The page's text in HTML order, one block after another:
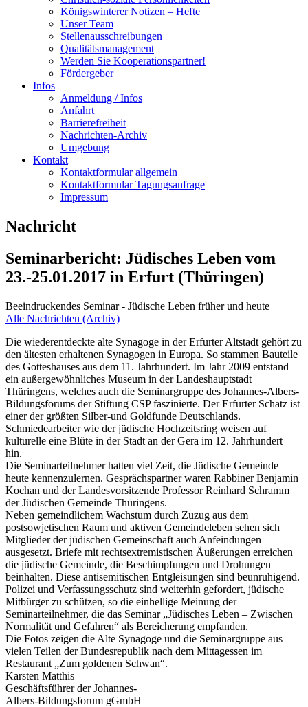
Königswinterer Notizen – Hefte
Unser Team
Stellenausschreibungen
Qualitätsmanagement
Werden Sie Kooperationspartner!
Fördergeber
Infos
Anmeldung / Infos
Anfahrt
Barrierefreiheit
Nachrichten-Archiv
Umgebung
Kontakt
Kontaktformular allgemein
Kontaktformular Tagungsanfrage
Impressum
Nachricht
Seminarbericht: Jüdisches Leben vom
23.-25.01.2017 in Erfurt (Thüringen)
Beeindruckendes Seminar - Jüdische Leben früher und heute
Alle Nachrichten (Archiv)
Die wiederentdeckte alte Synagoge in der Erfurter Altstadt gehört zu
den ältesten erhaltenen Synagogen in Europa. So stammen Bauteile
des Gotteshauses aus dem 11. Jahrhundert. Im Jahr 2009 entstand
ein außergewöhnliches Museum in der Landeshauptstadt
Thüringens, welches auch die Seminargruppe des Johannes-Albers-
Bildungsforums der Stiftung CSP faszinierte. Der Erfurter Schatz ist
einer der größten Silber-und Goldfunde Deutschlands.
Schmiedearbeiter wie der jüdische Hochzeitsring weisen auf
kulturelle eine Blüte in der Stadt an der Gera im 12. Jahrhundert
hin.
Die Seminarteilnehmer hatten viel Zeit, die Jüdische Gemeinde
heute kennenzulernen. Gesprächspartner waren Rabbiner Benjamin
Kochan und der Landesvorsitzende Professor Reinhard Schramm
der Jüdischen Gemeinde Thüringens.
Neben gemeindlichem Wachstum durch Zuzug aus dem
postsowjetischen Raum und aktiven Gemeindeleben sehen sich
Mitglieder der jüdischen Gemeinschaft auch Anfeindungen
ausgesetzt. Briefe mit rechtsextremistischen Äußerungen erreichen
die jüdische Gemeinde, die Beschimpfungen und Drohungen
beinhalten. Diese antisemitischen Entgleisungen sind beunruhigend.
Polizei und Verfassungsschutz sind weiterhin gefordert, jüdische
Mitbürger zu schützen, so die einhellige Meinung der
Seminarteilnehmer, die das Seminar „Jüdisches Leben – Zwischen
Normalität und Gefahren“ als Bereicherung empfanden.
Die Fotos zeigen die Alte Synagoge und die Seminargruppe aus
vielen Teilen der Bundesrepublik nach dem Mittagessen im
Restaurant „Zum goldenen Schwan“.
Karsten Matthis
Geschäftsführer der Johannes-
Albers-Bildungsforum gGmbH